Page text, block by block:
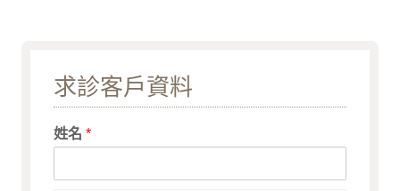
求診客戶資料
姓名*